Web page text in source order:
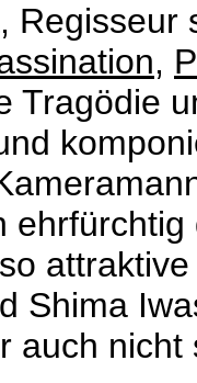
,
Tragödie
Shima
auch nicht